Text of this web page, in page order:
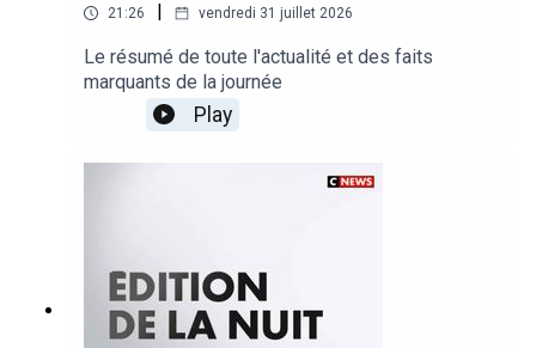
21:26 vendredi 31 juillet 2026
Le résumé de toute l'actualité et des faits
marquants de la journée
Play